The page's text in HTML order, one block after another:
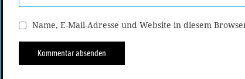
Name, E-Mail-Adresse und Website in diesem